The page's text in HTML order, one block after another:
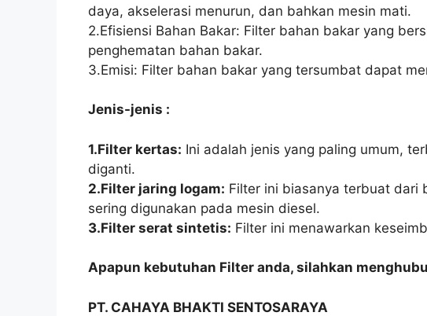
daya, akselerasi menurun, dan bahkan mesin mati.
2.Efisiensi Bahan Bakar: Filter bahan bakar yang
penghematan bahan bakar.
3.Emisi: Filter bahan bakar yang tersumbat dapat
Jenis-jenis :
1.Filter kertas: Ini adalah jenis yang paling umum,
diganti.
2.Filter jaring logam: Filter ini biasanya terbuat dari
sering digunakan pada mesin diesel.
3.Filter serat sintetis: Filter ini menawarkan
Apapun kebutuhan Filter anda, silahkan
PT. CAHAYA BHAKTI SENTOSARAYA